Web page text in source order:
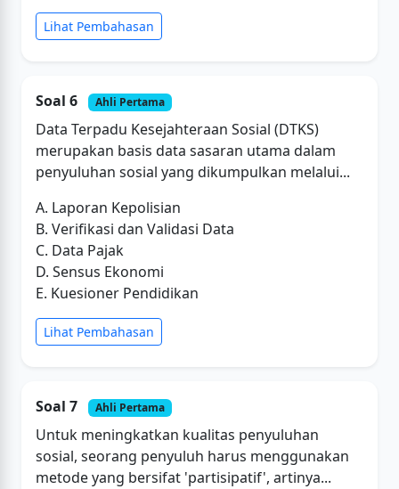
Lihat Pembahasan
Soal 6 Ahli Pertama
Data Terpadu Kesejahteraan Sosial (DTKS)
merupakan basis data sasaran utama dalam
penyuluhan sosial yang dikumpulkan melalui...
A. Laporan Kepolisian
B. Verifikasi dan Validasi Data
C. Data Pajak
D. Sensus Ekonomi
E. Kuesioner Pendidikan
Lihat Pembahasan
Soal 7 Ahli Pertama
Untuk meningkatkan kualitas penyuluhan
sosial, seorang penyuluh harus menggunakan
metode yang bersifat 'partisipatif', artinya...